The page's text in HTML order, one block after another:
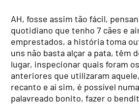
AH, fosse assim tão fácil,
quotidiano que tenho 7 cães e
emprestados, a história toma
uns não basta alçar a pata, têm
lugar, inspecionar quais foram
anteriores que utilizaram
recanto e aí sim, é possível
palavreado bonito, fazer o